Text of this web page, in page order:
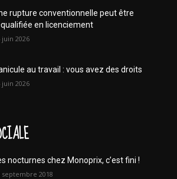
rupture conventionnelle peut être
en licenciement
juin 2026
au travail : vous avez des droits
juin 2026
nocturnes chez Monoprix, c’est fini !
septembre 2018